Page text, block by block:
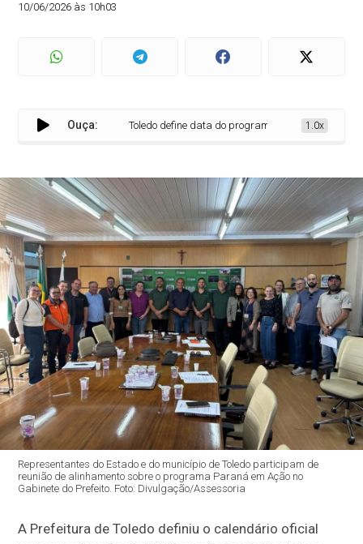
10/06/2026 às 10h03
Ouça: Toledo define data do programa Paraná em Ação com
1.0x
Representantes do Estado e do município de Toledo participam de
reunião de alinhamento sobre o programa Paraná em Ação no
Gabinete do Prefeito. Foto: Divulgação/Assessoria
A Prefeitura de Toledo definiu o calendário oficial